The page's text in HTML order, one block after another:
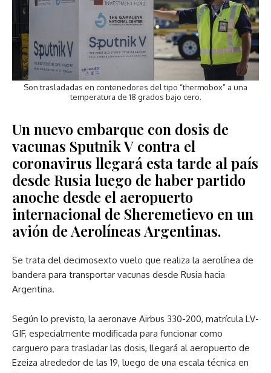
Son trasladadas en contenedores del tipo “thermobox” a una
temperatura de 18 grados bajo cero.
Un nuevo embarque con dosis de
vacunas Sputnik V contra el
coronavirus llegará esta tarde al país
desde Rusia luego de haber partido
anoche desde el aeropuerto
internacional de Sheremetievo en un
avión de Aerolíneas Argentinas.
Se trata del decimosexto vuelo que realiza la aerolínea de
bandera para transportar vacunas desde Rusia hacia
Argentina.
Según lo previsto, la aeronave Airbus 330-200, matrícula LV-
GIF, especialmente modificada para funcionar como
carguero para trasladar las dosis, llegará al aeropuerto de
Ezeiza alrededor de las 19, luego de una escala técnica en